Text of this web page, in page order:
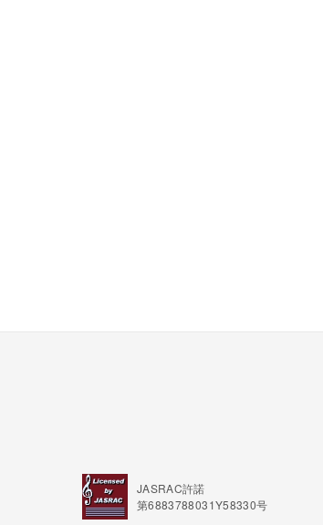
JASRAC許諾
第6883788031Y58330号